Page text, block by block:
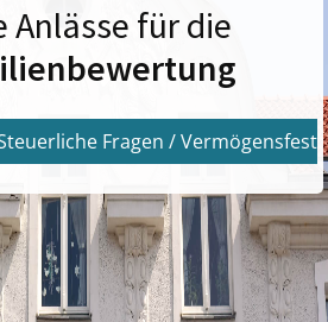
Anlässe für die
Fragen /